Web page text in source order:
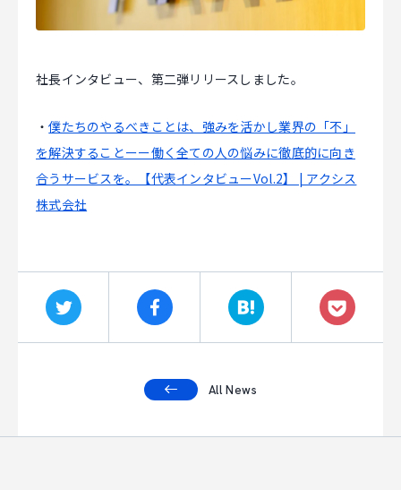
すべらないキャリアエージェント
NEWS
お知らせ
記事掲載
出版
社長ブログ
社長インタビュー、第二弾リリースしました。
・僕たちのやるべきことは、強みを活かし業界の「不」
を解決することーー働く全ての人の悩みに徹底的に向き
合うサービスを。【代表インタビューVol.2】 | アクシス
株式会社
All News